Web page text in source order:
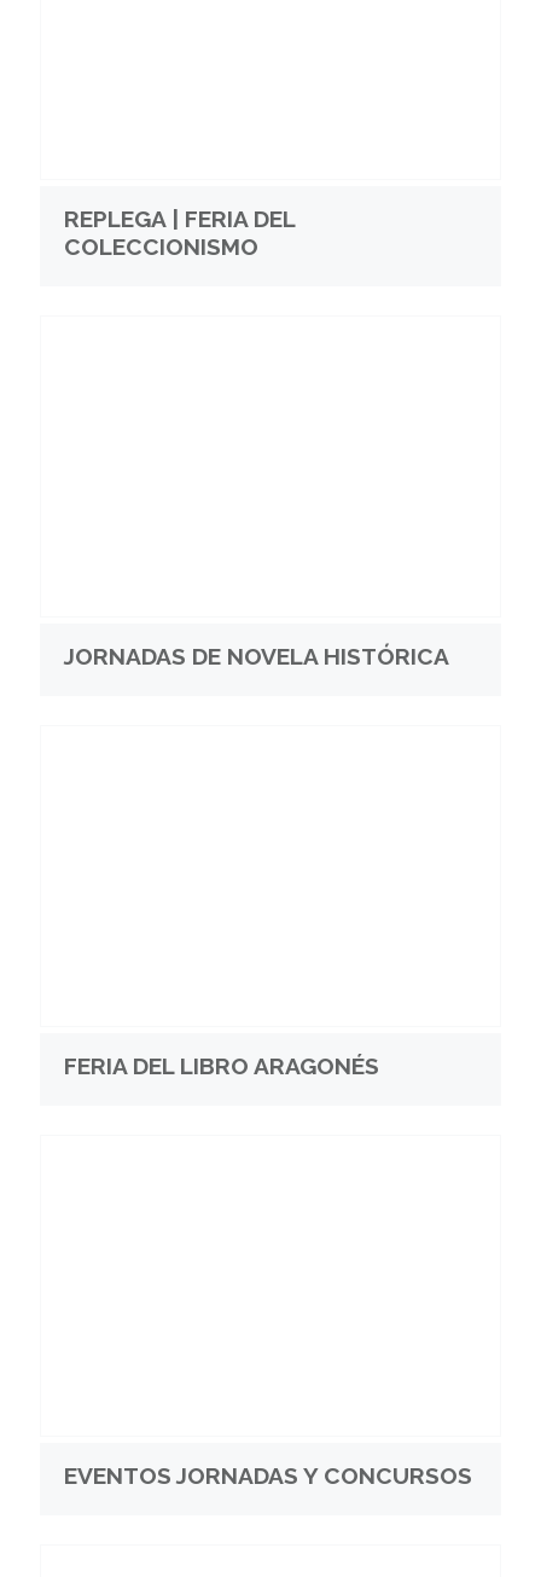
REPLEGA | FERIA DEL
COLECCIONISMO
JORNADAS DE NOVELA HISTÓRICA
FERIA DEL LIBRO ARAGONÉS
EVENTOS JORNADAS Y CONCURSOS